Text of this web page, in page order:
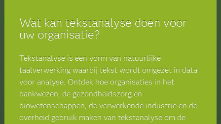
Wat kan tekstanalyse doen voor
uw organisatie?
Tekstanalyse is een vorm van natuurlijke
taalverwerking waarbij tekst wordt omgezet in data
voor analyse. Ontdek hoe organisaties in het
bankwezen, de gezondheidszorg en
biowetenschappen, de verwerkende industrie en de
overheid gebruik maken van tekstanalyse om de